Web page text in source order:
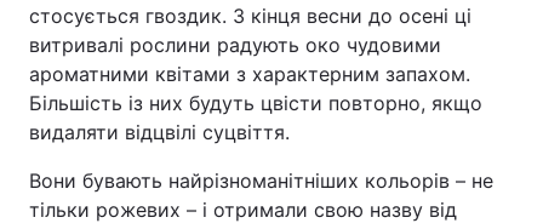
стосується гвоздик. З кінця весни до осені ці
витривалі рослини радують око чудовими
ароматними квітами з характерним запахом.
Більшість із них будуть цвісти повторно, якщо
видаляти відцвілі суцвіття.
Вони бувають найрізноманітніших кольорів – не
тільки рожевих – і отримали свою назву від